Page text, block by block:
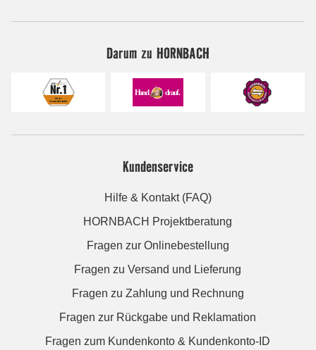
Darum zu HORNBACH
Kundenservice
Hilfe & Kontakt (FAQ)
HORNBACH Projektberatung
Fragen zur Onlinebestellung
Fragen zu Versand und Lieferung
Fragen zu Zahlung und Rechnung
Fragen zur Rückgabe und Reklamation
Fragen zum Kundenkonto & Kundenkonto-ID